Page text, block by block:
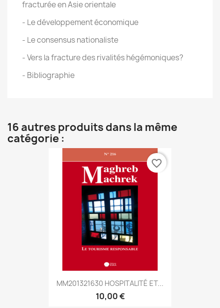
fracturée en Asie orientale
- Le développement économique
- Le consensus nationaliste
- Vers la fracture des rivalités hégémoniques?
- Bibliographie
16 autres produits dans la même
catégorie :
MM201321630 HOSPITALITÉ ET...
10,00 €
favorite_border